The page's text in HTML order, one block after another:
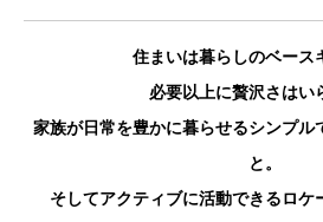
住まいは暮らしのベース
必要以上に贅沢さはい
家族が日常を豊かに暮らせるシンプル
と。
そしてアクティブに活動できるロケ